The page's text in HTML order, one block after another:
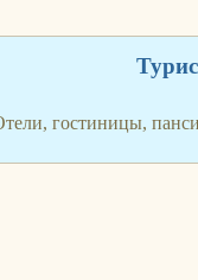
гостиницы,